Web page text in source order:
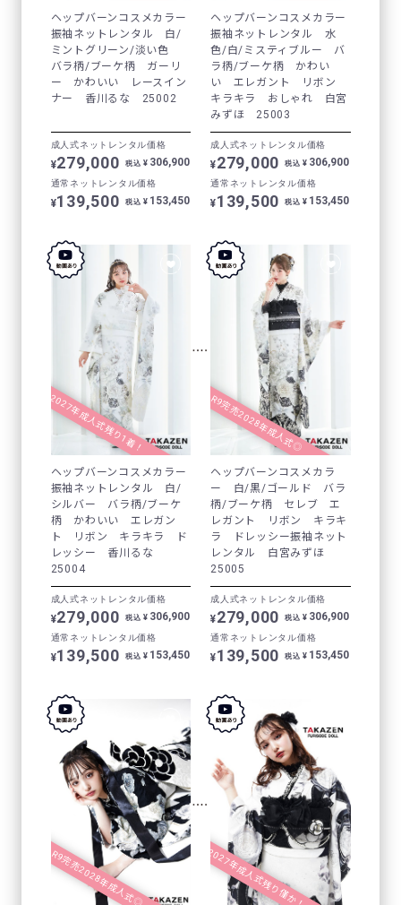
ヘップバーンコスメカラー
振袖ネットレンタル 白/
ミントグリーン/淡い色
バラ柄/ブーケ柄 ガーリ
ー かわいい レースイン
ナー 香川るな 25002
成人式ネットレンタル価格
¥279,000 税込 ¥ 306,900
通常ネットレンタル価格
¥139,500 税込 ¥ 153,450
ヘップバーンコスメカラー
振袖ネットレンタル 水
色/白/ミスティブルー バ
ラ柄/ブーケ柄 かわい
い エレガント リボン
キラキラ おしゃれ 白宮
みずほ 25003
成人式ネットレンタル価格
¥279,000 税込 ¥ 306,900
通常ネットレンタル価格
¥139,500 税込 ¥ 153,450
2027年成人式残り1着！
ヘップバーンコスメカラー
振袖ネットレンタル 白/
シルバー バラ柄/ブーケ
柄 かわいい エレガン
ト リボン キラキラ ド
レッシー 香川るな
25004
成人式ネットレンタル価格
¥279,000 税込 ¥ 306,900
通常ネットレンタル価格
¥139,500 税込 ¥ 153,450
R9完売2028年成人式◎
ヘップバーンコスメカラ
ー 白/黒/ゴールド バラ
柄/ブーケ柄 セレブ エ
レガント リボン キラキ
ラ ドレッシー振袖ネット
レンタル 白宮みずほ
25005
成人式ネットレンタル価格
¥279,000 税込 ¥ 306,900
通常ネットレンタル価格
¥139,500 税込 ¥ 153,450
R9完売2028年成人式◎ 2027年成人式残り僅か！